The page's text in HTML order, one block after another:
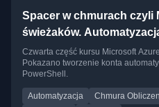
Spacer w chmurach czyli
świeżaków.
RUNBOOK cz.4
Czwarta część kursu Microsoft
Pokazano tworzenie konta
PowerShell.
Automatyzacja Chmura